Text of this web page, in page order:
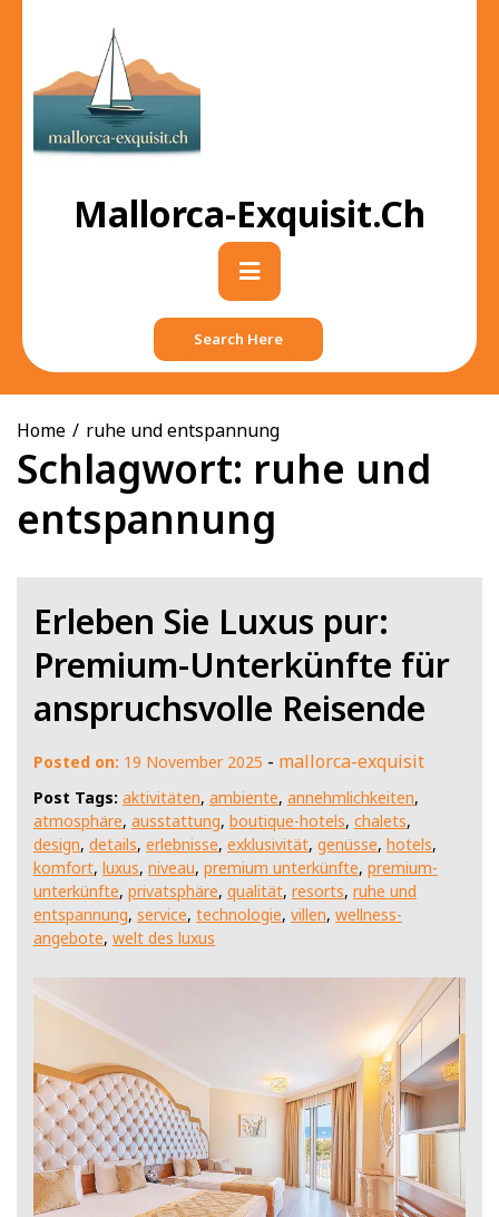
Mallorca-Exquisit.ch
Primary
Menu
Search Here
Home ruhe und entspannung
Schlagwort: ruhe und
entspannung
Erleben Sie Luxus pur:
Premium-Unterkünfte für
anspruchsvolle Reisende
Posted on: 19 November 2025 - mallorca-exquisit
Post Tags: aktivitäten, ambiente, annehmlichkeiten,
atmosphäre, ausstattung, boutique-hotels, chalets,
design, details, erlebnisse, exklusivität, genüsse, hotels,
komfort, luxus, niveau, premium unterkünfte, premium-
unterkünfte, privatsphäre, qualität, resorts, ruhe und
entspannung, service, technologie, villen, wellness-
angebote, welt des luxus